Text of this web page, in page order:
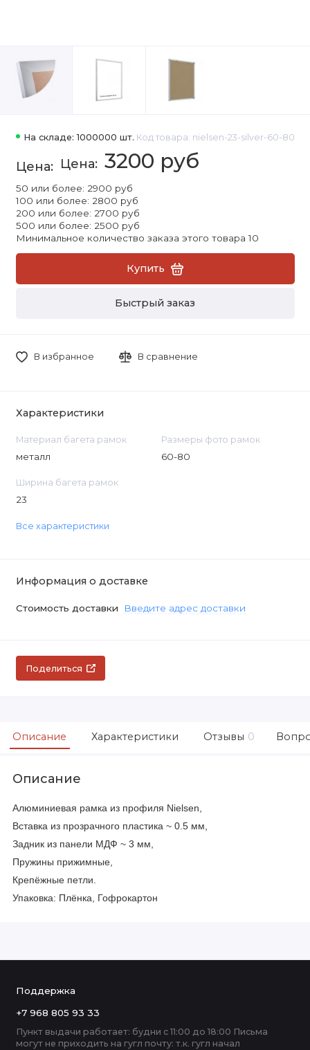
На складе: 1000000 шт. Код товара: nielsen-23-silver-60-80
3200 руб
50 или более: 2900 руб
100 или более: 2800 руб
200 или более: 2700 руб
500 или более: 2500 руб
Минимальное количество заказа этого товара 10
Купить
Быстрый заказ
В избранное В сравнение
Характеристики
Материал багета рамок
металл
Размеры фото рамок
60-80
Ширина багета рамок
23
Все характеристики
Информация о доставке
Стоимость доставки Введите адрес доставки
Поделиться
Описание Характеристики Отзывы 0
Описание
Алюминиевая рамка из профиля Nielsen,
Вставка из прозрачного пластика ~ 0.5 мм,
Задник из панели МДФ ~ 3 мм,
Пружины прижимные,
Крепёжные петли.
Упаковка: Плёнка, Гофрокартон
Поддержка
+7 968 805 93 33
Пункт выдачи работает: будни с 11:00 до 18:00 Письма
могут не приходить на гугл почту: т.к. гугл начал